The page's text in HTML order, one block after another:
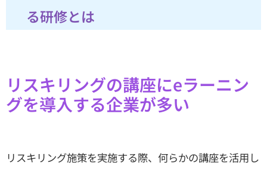
る研修とは
リスキリングの講座にeラーニン
グを導入する企業が多い
リスキリング施策を実施する際、何らかの講座を活用し